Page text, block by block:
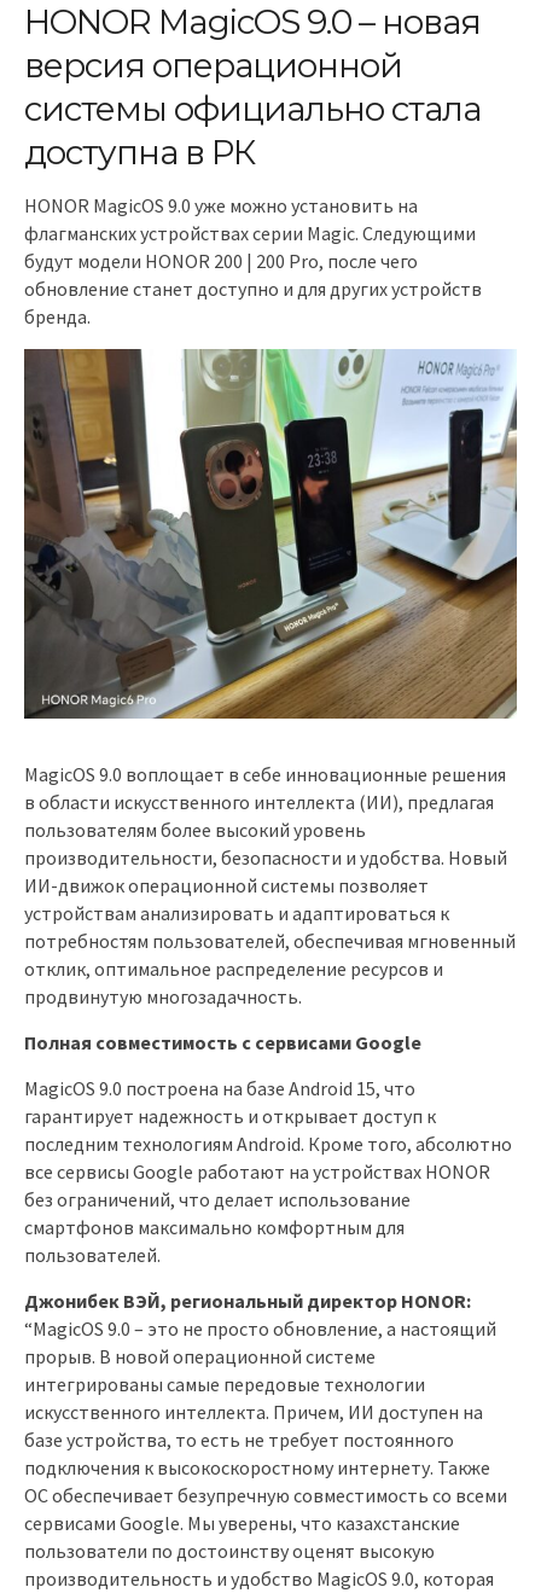
HONOR MagicOS 9.0 – новая
версия операционной
системы официально стала
доступна в РК
HONOR MagicOS 9.0 уже можно установить на
флагманских устройствах серии Magic. Следующими
будут модели HONOR 200 | 200 Pro, после чего
обновление станет доступно и для других устройств
бренда.
MagicOS 9.0 воплощает в себе инновационные решения
в области искусственного интеллекта (ИИ), предлагая
пользователям более высокий уровень
производительности, безопасности и удобства. Новый
ИИ-движок операционной системы позволяет
устройствам анализировать и адаптироваться к
потребностям пользователей, обеспечивая мгновенный
отклик, оптимальное распределение ресурсов и
продвинутую многозадачность.
Полная совместимость с сервисами Google
MagicOS 9.0 построена на базе Android 15, что
гарантирует надежность и открывает доступ к
последним технологиям Android. Кроме того, абсолютно
все сервисы Google работают на устройствах HONOR
без ограничений, что делает использование
смартфонов максимально комфортным для
пользователей.
Джонибек ВЭЙ, региональный директор HONOR:
“MagicOS 9.0 – это не просто обновление, а настоящий
прорыв. В новой операционной системе
интегрированы самые передовые технологии
искусственного интеллекта. Причем, ИИ доступен на
базе устройства, то есть не требует постоянного
подключения к высокоскоростному интернету. Также
ОС обеспечивает безупречную совместимость со всеми
сервисами Google. Мы уверены, что казахстанские
пользователи по достоинству оценят высокую
производительность и удобство MagicOS 9.0, которая